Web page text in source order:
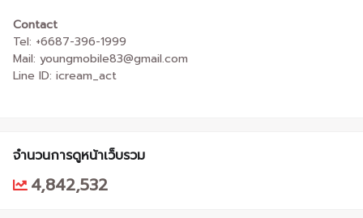
Contact
Tel: +6687-396-1999
Mail: youngmobile83@gmail.com
Line ID: icream_act
จำนวนการดูหน้าเว็บรวม
4,842,532